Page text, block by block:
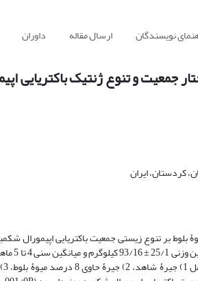
نویسندگان ارسال مقاله داوران
کردستان، ایران